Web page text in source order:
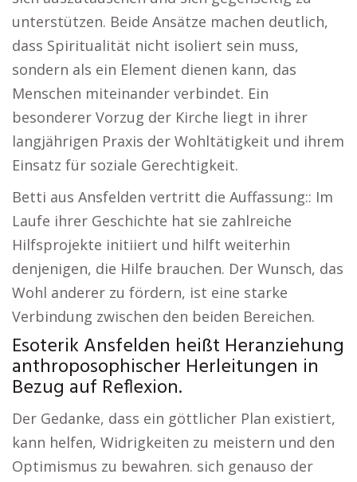
unterstützen. Beide Ansätze machen deutlich,
dass Spiritualität nicht isoliert sein muss,
sondern als ein Element dienen kann, das
Menschen miteinander verbindet. Ein
besonderer Vorzug der Kirche liegt in ihrer
langjährigen Praxis der Wohltätigkeit und ihrem
Einsatz für soziale Gerechtigkeit.
Betti aus Ansfelden vertritt die Auffassung:: Im
Laufe ihrer Geschichte hat sie zahlreiche
Hilfsprojekte initiiert und hilft weiterhin
denjenigen, die Hilfe brauchen. Der Wunsch, das
Wohl anderer zu fördern, ist eine starke
Verbindung zwischen den beiden Bereichen.
Esoterik Ansfelden heißt Heranziehung
anthroposophischer Herleitungen in
Bezug auf Reflexion.
Der Gedanke, dass ein göttlicher Plan existiert,
kann helfen, Widrigkeiten zu meistern und den
Optimismus zu bewahren. sich genauso der